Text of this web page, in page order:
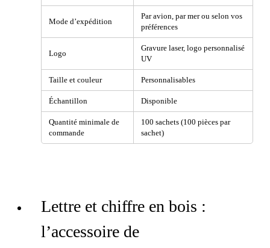
Mode d’expédition
Par avion, par mer ou selon vos
préférences
Logo
Gravure laser, logo personnalisé
UV
Taille et couleur Personnalisables
Échantillon Disponible
Quantité minimale de
commande
100 sachets (100 pièces par
sachet)
Lettre et chiffre en bois :
l’accessoire de